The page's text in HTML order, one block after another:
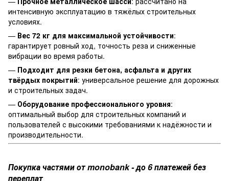
интенсивную эксплуатацию в тяжёлых строительных
условиях.
— Вес 72 кг для максимальной устойчивости:
гарантирует ровный ход, точность реза и сниженные
вибрации во время работы.
— Подходит для резки бетона, асфальта и других
твёрдых покрытий: универсальное решение для дорожных
и строительных задач.
— Оборудование профессионального уровня:
оптимальный выбор для строительных компаний и
пользователей с высокими требованиями к надёжности и
производительности.
Покупка частями от monobank - до 6 платежей без
переплат